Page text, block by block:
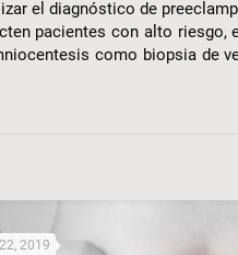
el diagnóstico de
pacientes con alto riesgo,
como biopsia de
2019